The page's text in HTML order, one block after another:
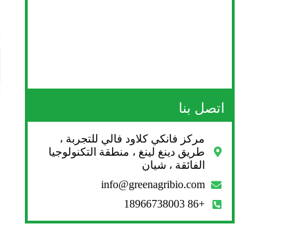
اتصل بنا
مركز فانكي كلاود فالي للتجربة ،
طريق دينغ لينغ ، منطقة التكنولوجيا
الفائقة ، شيان
info@greenagribio.com
+86 18966738003